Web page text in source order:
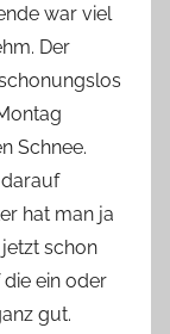
war viel
Der
Schnee.
hat man ja
schon
ein oder
gut.